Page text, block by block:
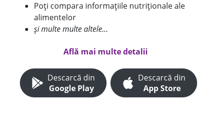
Poți compara informațiile nutriționale ale
alimentelor
și multe multe altele...
Află mai multe detalii
Descarcă din
Google Play
Descarcă din
App Store